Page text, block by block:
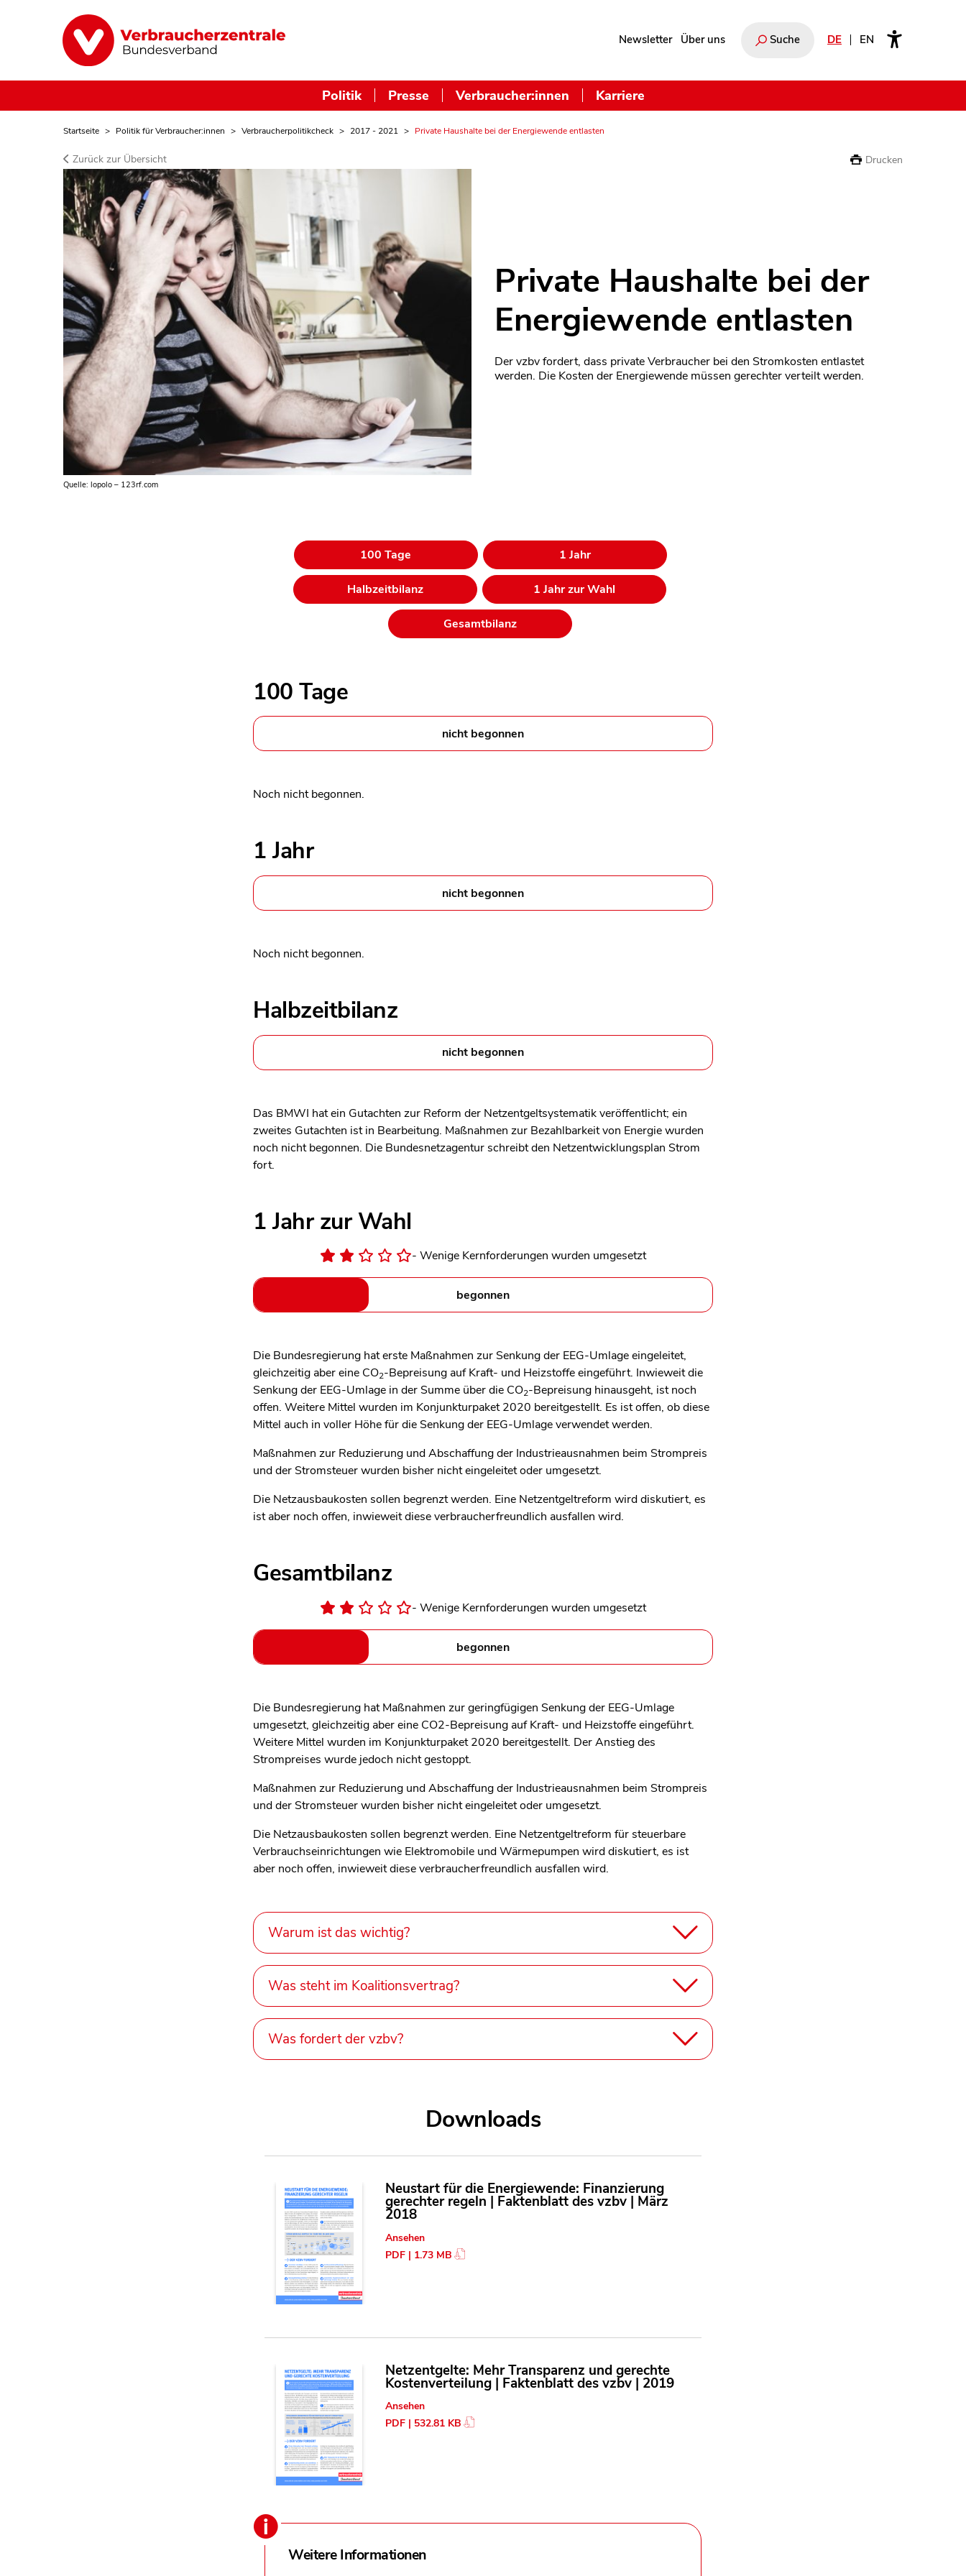
Newsletter Über uns Suche DE EN
Politik Presse Verbraucher:innen Karriere
Startseite Politik für Verbraucher:innen Verbraucherpolitikcheck 2017 - 2021 Private Haushalte bei der Energiewende entlasten
Zurück zur Übersicht Drucken
Quelle: lopolo – 123rf.com
Private Haushalte bei der
Energiewende entlasten
Der vzbv fordert, dass private Verbraucher bei den Stromkosten entlastet
werden. Die Kosten der Energiewende müssen gerechter verteilt werden.
100 Tage 1 Jahr
Halbzeitbilanz 1 Jahr zur Wahl
Gesamtbilanz
100 Tage
nicht begonnen
Noch nicht begonnen.
1 Jahr
nicht begonnen
Noch nicht begonnen.
Halbzeitbilanz
nicht begonnen
Das BMWI hat ein Gutachten zur Reform der Netzentgeltsystematik veröffentlicht; ein
zweites Gutachten ist in Bearbeitung. Maßnahmen zur Bezahlbarkeit von Energie wurden
noch nicht begonnen. Die Bundesnetzagentur schreibt den Netzentwicklungsplan Strom
fort.
1 Jahr zur Wahl
- Wenige Kernforderungen wurden umgesetzt
begonnen
Die Bundesregierung hat erste Maßnahmen zur Senkung der EEG-Umlage eingeleitet,
gleichzeitig aber eine CO2-Bepreisung auf Kraft- und Heizstoffe eingeführt. Inwieweit die
Senkung der EEG-Umlage in der Summe über die CO2-Bepreisung hinausgeht, ist noch
offen. Weitere Mittel wurden im Konjunkturpaket 2020 bereitgestellt. Es ist offen, ob diese
Mittel auch in voller Höhe für die Senkung der EEG-Umlage verwendet werden.
Maßnahmen zur Reduzierung und Abschaffung der Industrieausnahmen beim Strompreis
und der Stromsteuer wurden bisher nicht eingeleitet oder umgesetzt.
Die Netzausbaukosten sollen begrenzt werden. Eine Netzentgeltreform wird diskutiert, es
ist aber noch offen, inwieweit diese verbraucherfreundlich ausfallen wird.
Gesamtbilanz
- Wenige Kernforderungen wurden umgesetzt
begonnen
Die Bundesregierung hat Maßnahmen zur geringfügigen Senkung der EEG-Umlage
umgesetzt, gleichzeitig aber eine CO2-Bepreisung auf Kraft- und Heizstoffe eingeführt.
Weitere Mittel wurden im Konjunkturpaket 2020 bereitgestellt. Der Anstieg des
Strompreises wurde jedoch nicht gestoppt.
Maßnahmen zur Reduzierung und Abschaffung der Industrieausnahmen beim Strompreis
und der Stromsteuer wurden bisher nicht eingeleitet oder umgesetzt.
Die Netzausbaukosten sollen begrenzt werden. Eine Netzentgeltreform für steuerbare
Verbrauchseinrichtungen wie Elektromobile und Wärmepumpen wird diskutiert, es ist
aber noch offen, inwieweit diese verbraucherfreundlich ausfallen wird.
Warum ist das wichtig?
Was steht im Koalitionsvertrag?
Was fordert der vzbv?
Downloads
Neustart für die Energiewende: Finanzierung
gerechter regeln | Faktenblatt des vzbv | März
2018
Ansehen
PDF | 1.73 MB
Netzentgelte: Mehr Transparenz und gerechte
Kostenverteilung | Faktenblatt des vzbv | 2019
Ansehen
PDF | 532.81 KB
Weitere Informationen